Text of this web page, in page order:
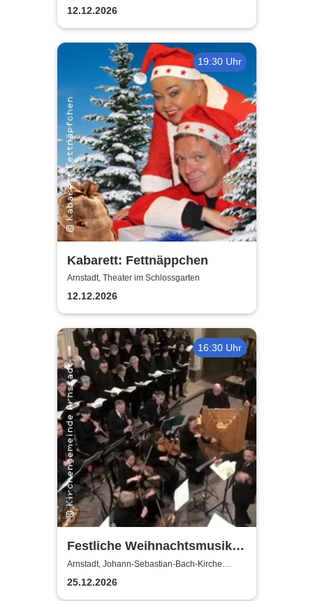
Familie
12.12.2026
19:30 Uhr
Kabarett: Fettnäppchen
Arnstadt, Theater im Schlossgarten
12.12.2026
16:30 Uhr
Festliche Weihnachtsmusik
der Barockzeit
Arnstadt, Johann-Sebastian-Bach-Kirche
Arnstadt
25.12.2026